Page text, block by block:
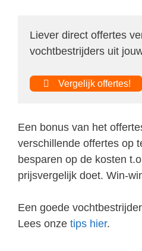
Liever direct offertes
vochtbestrijders uit
Vergelijk offertes!
Een bonus van het
verschillende offertes op
besparen op de kosten
prijsvergelijk doet. Win-
Een goede
Lees onze tips hier.